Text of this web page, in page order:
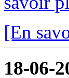
[En
18-06-